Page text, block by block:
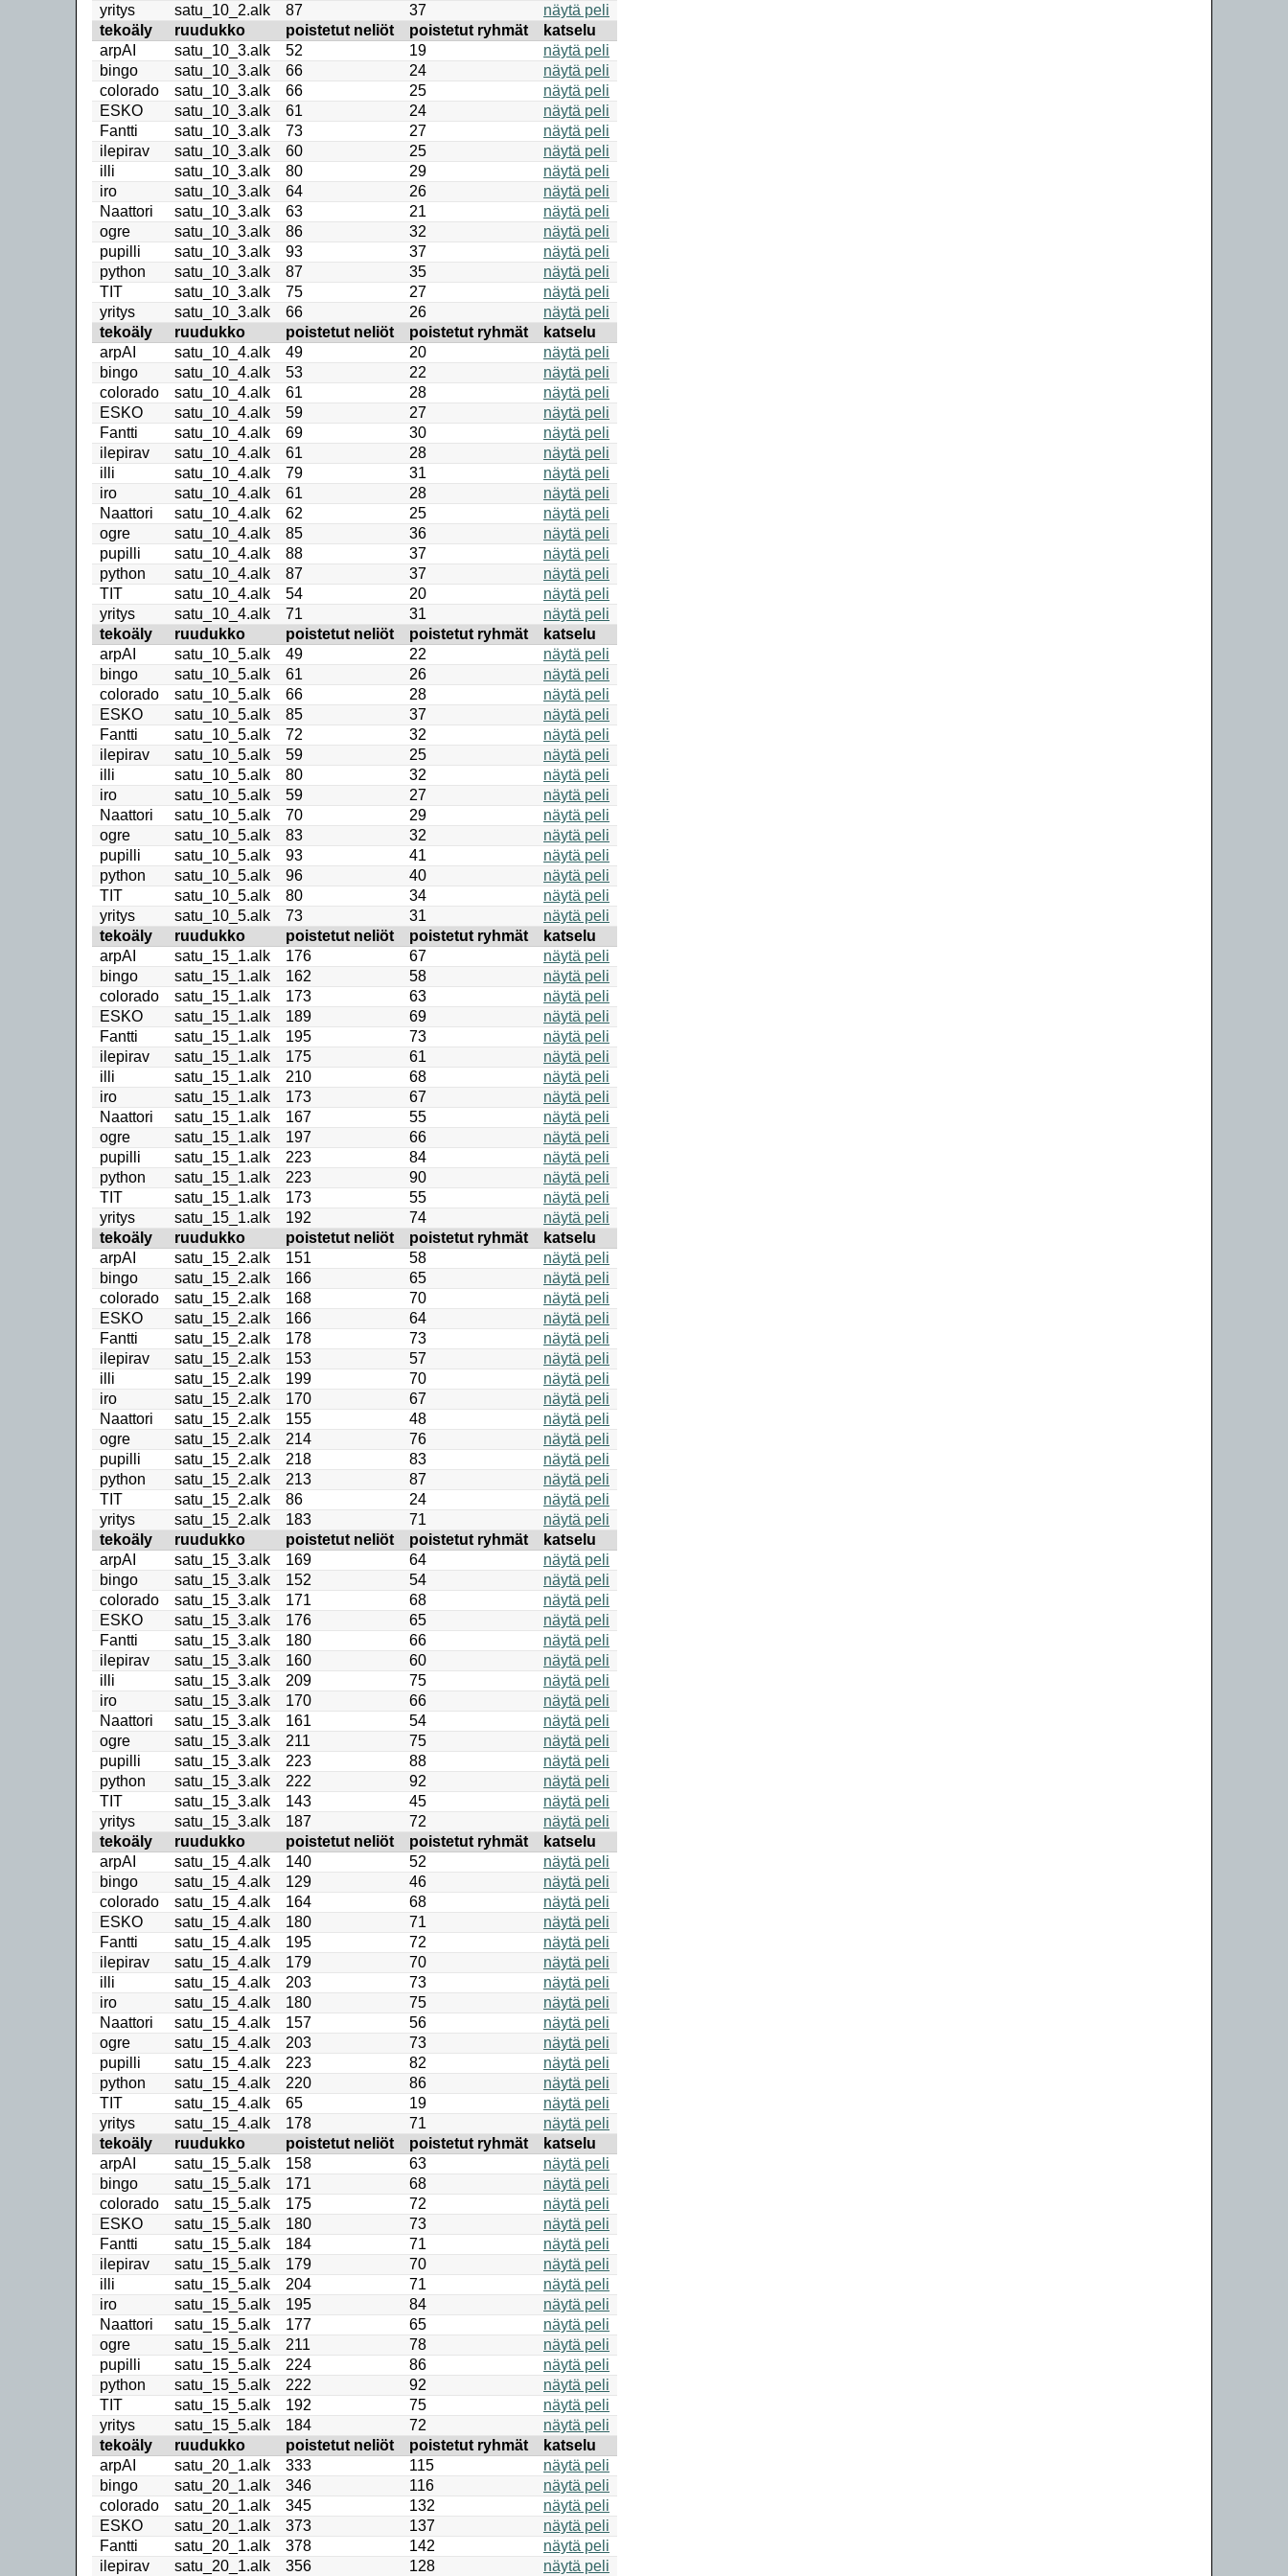
yritys
satu_10_2.alk 87 37
näytä peli
tekoäly
ruudukko poistetut neliöt poistetut ryhmät
katselu
arpAI
satu_10_3.alk 52 19
näytä peli
bingo
satu_10_3.alk 66 24
näytä peli
colorado
satu_10_3.alk 66 25
näytä peli
ESKO
satu_10_3.alk 61 24
näytä peli
Fantti
satu_10_3.alk 73 27
näytä peli
ilepirav
satu_10_3.alk 60 25
näytä peli
illi
satu_10_3.alk 80 29
näytä peli
iro
satu_10_3.alk 64 26
näytä peli
Naattori
satu_10_3.alk 63 21
näytä peli
ogre
satu_10_3.alk 86 32
näytä peli
pupilli
satu_10_3.alk 93 37
näytä peli
python
satu_10_3.alk 87 35
näytä peli
TIT
satu_10_3.alk 75 27
näytä peli
yritys
satu_10_3.alk 66 26
näytä peli
tekoäly
ruudukko poistetut neliöt poistetut ryhmät
katselu
arpAI
satu_10_4.alk 49 20
näytä peli
bingo
satu_10_4.alk 53 22
näytä peli
colorado
satu_10_4.alk 61 28
näytä peli
ESKO
satu_10_4.alk 59 27
näytä peli
Fantti
satu_10_4.alk 69 30
näytä peli
ilepirav
satu_10_4.alk 61 28
näytä peli
illi
satu_10_4.alk 79 31
näytä peli
iro
satu_10_4.alk 61 28
näytä peli
Naattori
satu_10_4.alk 62 25
näytä peli
ogre
satu_10_4.alk 85 36
näytä peli
pupilli
satu_10_4.alk 88 37
näytä peli
python
satu_10_4.alk 87 37
näytä peli
TIT
satu_10_4.alk 54 20
näytä peli
yritys
satu_10_4.alk 71 31
näytä peli
tekoäly
ruudukko poistetut neliöt poistetut ryhmät
katselu
arpAI
satu_10_5.alk 49 22
näytä peli
bingo
satu_10_5.alk 61 26
näytä peli
colorado
satu_10_5.alk 66 28
näytä peli
ESKO
satu_10_5.alk 85 37
näytä peli
Fantti
satu_10_5.alk 72 32
näytä peli
ilepirav
satu_10_5.alk 59 25
näytä peli
illi
satu_10_5.alk 80 32
näytä peli
iro
satu_10_5.alk 59 27
näytä peli
Naattori
satu_10_5.alk 70 29
näytä peli
ogre
satu_10_5.alk 83 32
näytä peli
pupilli
satu_10_5.alk 93 41
näytä peli
python
satu_10_5.alk 96 40
näytä peli
TIT
satu_10_5.alk 80 34
näytä peli
yritys
satu_10_5.alk 73 31
näytä peli
tekoäly
ruudukko poistetut neliöt poistetut ryhmät
katselu
arpAI
satu_15_1.alk 176 67
näytä peli
bingo
satu_15_1.alk 162 58
näytä peli
colorado
satu_15_1.alk 173 63
näytä peli
ESKO
satu_15_1.alk 189 69
näytä peli
Fantti
satu_15_1.alk 195 73
näytä peli
ilepirav
satu_15_1.alk 175 61
näytä peli
illi
satu_15_1.alk 210 68
näytä peli
iro
satu_15_1.alk 173 67
näytä peli
Naattori
satu_15_1.alk 167 55
näytä peli
ogre
satu_15_1.alk 197 66
näytä peli
pupilli
satu_15_1.alk 223 84
näytä peli
python
satu_15_1.alk 223 90
näytä peli
TIT
satu_15_1.alk 173 55
näytä peli
yritys
satu_15_1.alk 192 74
näytä peli
tekoäly
ruudukko poistetut neliöt poistetut ryhmät
katselu
arpAI
satu_15_2.alk 151 58
näytä peli
bingo
satu_15_2.alk 166 65
näytä peli
colorado
satu_15_2.alk 168 70
näytä peli
ESKO
satu_15_2.alk 166 64
näytä peli
Fantti
satu_15_2.alk 178 73
näytä peli
ilepirav
satu_15_2.alk 153 57
näytä peli
illi
satu_15_2.alk 199 70
näytä peli
iro
satu_15_2.alk 170 67
näytä peli
Naattori
satu_15_2.alk 155 48
näytä peli
ogre
satu_15_2.alk 214 76
näytä peli
pupilli
satu_15_2.alk 218 83
näytä peli
python
satu_15_2.alk 213 87
näytä peli
TIT
satu_15_2.alk 86 24
näytä peli
yritys
satu_15_2.alk 183 71
näytä peli
tekoäly
ruudukko poistetut neliöt poistetut ryhmät
katselu
arpAI
satu_15_3.alk 169 64
näytä peli
bingo
satu_15_3.alk 152 54
näytä peli
colorado
satu_15_3.alk 171 68
näytä peli
ESKO
satu_15_3.alk 176 65
näytä peli
Fantti
satu_15_3.alk 180 66
näytä peli
ilepirav
satu_15_3.alk 160 60
näytä peli
illi
satu_15_3.alk 209 75
näytä peli
iro
satu_15_3.alk 170 66
näytä peli
Naattori
satu_15_3.alk 161 54
näytä peli
ogre
satu_15_3.alk 211 75
näytä peli
pupilli
satu_15_3.alk 223 88
näytä peli
python
satu_15_3.alk 222 92
näytä peli
TIT
satu_15_3.alk 143 45
näytä peli
yritys
satu_15_3.alk 187 72
näytä peli
tekoäly
ruudukko poistetut neliöt poistetut ryhmät
katselu
arpAI
satu_15_4.alk 140 52
näytä peli
bingo
satu_15_4.alk 129 46
näytä peli
colorado
satu_15_4.alk 164 68
näytä peli
ESKO
satu_15_4.alk 180 71
näytä peli
Fantti
satu_15_4.alk 195 72
näytä peli
ilepirav
satu_15_4.alk 179 70
näytä peli
illi
satu_15_4.alk 203 73
näytä peli
iro
satu_15_4.alk 180 75
näytä peli
Naattori
satu_15_4.alk 157 56
näytä peli
ogre
satu_15_4.alk 203 73
näytä peli
pupilli
satu_15_4.alk 223 82
näytä peli
python
satu_15_4.alk 220 86
näytä peli
TIT
satu_15_4.alk 65 19
näytä peli
yritys
satu_15_4.alk 178 71
näytä peli
tekoäly
ruudukko poistetut neliöt poistetut ryhmät
katselu
arpAI
satu_15_5.alk 158 63
näytä peli
bingo
satu_15_5.alk 171 68
näytä peli
colorado
satu_15_5.alk 175 72
näytä peli
ESKO
satu_15_5.alk 180 73
näytä peli
Fantti
satu_15_5.alk 184 71
näytä peli
ilepirav
satu_15_5.alk 179 70
näytä peli
illi
satu_15_5.alk 204 71
näytä peli
iro
satu_15_5.alk 195 84
näytä peli
Naattori
satu_15_5.alk 177 65
näytä peli
ogre
satu_15_5.alk 211 78
näytä peli
pupilli
satu_15_5.alk 224 86
näytä peli
python
satu_15_5.alk 222 92
näytä peli
TIT
satu_15_5.alk 192 75
näytä peli
yritys
satu_15_5.alk 184 72
näytä peli
tekoäly
ruudukko poistetut neliöt poistetut ryhmät
katselu
arpAI
satu_20_1.alk 333 115
näytä peli
bingo
satu_20_1.alk 346 116
näytä peli
colorado
satu_20_1.alk 345 132
näytä peli
ESKO
satu_20_1.alk 373 137
näytä peli
Fantti
satu_20_1.alk 378 142
näytä peli
ilepirav
satu_20_1.alk 356 128 näytä peli